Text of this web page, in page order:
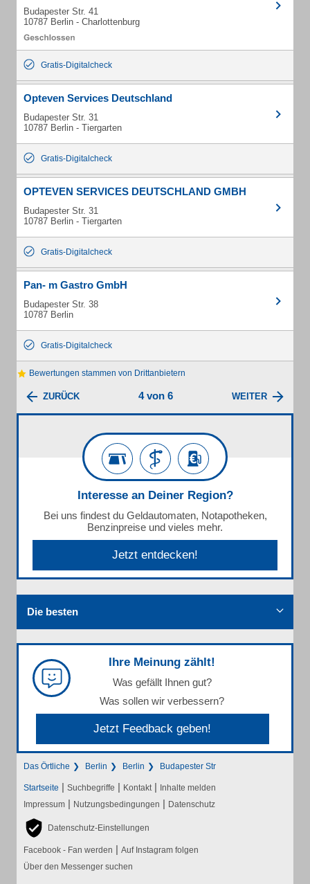
Budapester Str. 41
10787 Berlin - Charlottenburg
Gratis-Digitalcheck
Opteven Services Deutschland
Budapester Str. 31
10787 Berlin - Tiergarten
Gratis-Digitalcheck
OPTEVEN SERVICES DEUTSCHLAND GMBH
Budapester Str. 31
10787 Berlin - Tiergarten
Gratis-Digitalcheck
Pan- m Gastro GmbH
Budapester Str. 38
10787 Berlin
Gratis-Digitalcheck
Bewertungen stammen von Drittanbietern
ZURÜCK 4 von 6 WEITER
Interesse an Deiner Region?
Bei uns findest du Geldautomaten, Notapotheken,
Benzinpreise und vieles mehr.
Jetzt entdecken!
Die besten
Ihre Meinung zählt!
Was gefällt Ihnen gut?
Was sollen wir verbessern?
Jetzt Feedback geben!
Das Örtliche Berlin Berlin Budapester Str
Startseite | Suchbegriffe | Kontakt | Inhalte melden
Impressum | Nutzungsbedingungen | Datenschutz
Datenschutz-Einstellungen
Facebook - Fan werden | Auf Instagram folgen
Über den Messenger suchen